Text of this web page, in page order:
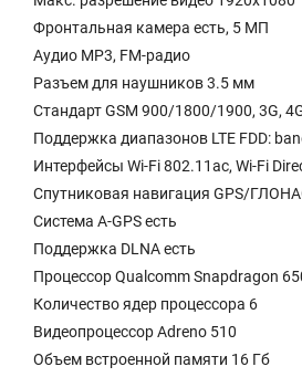
Фронтальная камера есть, 5 МП
Аудио MP3, FM-радио
Разъем для наушников 3.5 мм
Стандарт GSM 900/1800/1900, 3G, 4G
Поддержка диапазонов LTE FDD:
Интерфейсы Wi-Fi 802.11ac, Wi-Fi
Спутниковая навигация GPS/
Cистема A-GPS есть
Поддержка DLNA есть
Процессор Qualcomm Snapdragon
Количество ядер процессора 6
Видеопроцессор Adreno 510
Объем встроенной памяти 16 Гб